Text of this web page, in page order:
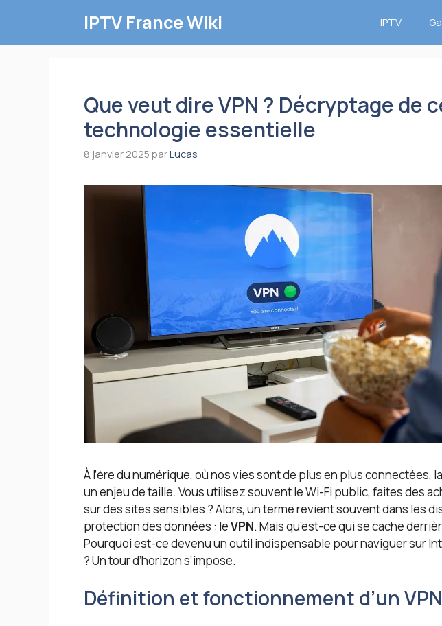
contenu
IPTV France Wiki IPTV
Que veut dire VPN ? Décryptage de
technologie essentielle
8 janvier 2025 parLucas
À l’ère du numérique, où nos vies sont de plus en plus connectées,
un enjeu de taille. Vous utilisez souvent le Wi-Fi public, faites des
sur des sites sensibles ? Alors, un terme revient souvent dans les
protection des données : leVPN. Mais qu’est-ce qui se cache
Pourquoi est-ce devenu un outil indispensable pour naviguer sur
? Un tour d’horizon s’impose.
Définition et fonctionnement d’un VPN